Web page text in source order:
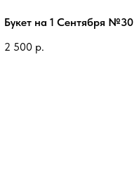
Букет на 1 Cентября №30
2 500 р.